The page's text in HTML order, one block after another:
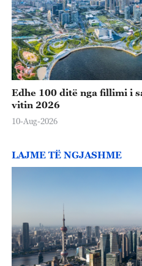
Edhe 100 ditë nga fillimi i
vitin 2026
10-Aug-2026
LAJME TË NGJASHME